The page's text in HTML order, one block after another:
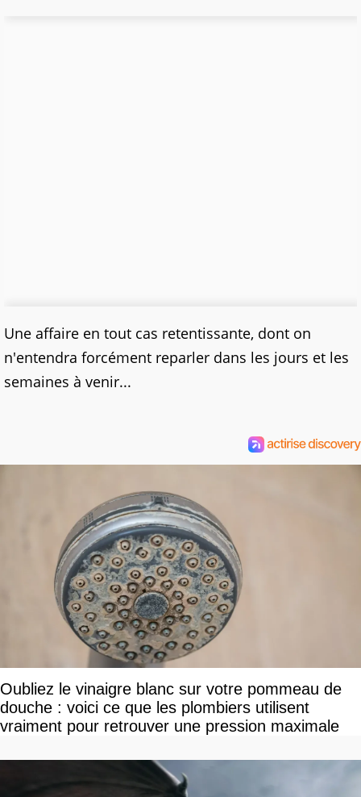
Une affaire en tout cas retentissante, dont on
n'entendra forcément reparler dans les jours et les
semaines à venir...
Oubliez le vinaigre blanc sur votre pommeau de
douche : voici ce que les plombiers utilisent
vraiment pour retrouver une pression maximale